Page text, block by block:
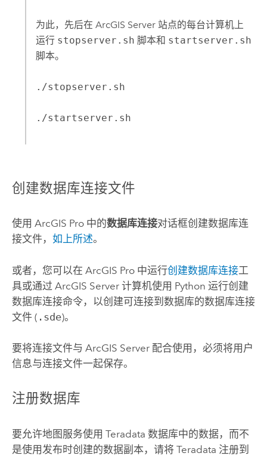
为此，先后在 ArcGIS Server站点的每台计算机上
运行 stopserver.sh 脚本和 startserver.sh
脚本。
./stopserver.sh
./startserver.sh
创建数据库连接文件
使用 ArcGIS Pro中的数据库连接对话框创建数据库连
接文件， 如上所述。
或者，您可以在 ArcGIS Pro中运行创建数据库连接工
具或通过 ArcGIS Server计算机使用 Python 运行创建
数据库连接命令，以创建可连接到数据库的数据库连接
文件 ( .sde)。
要将连接文件与 ArcGIS Server配合使用，必须将用户
信息与连接文件一起保存。
注册数据库
要允许地图服务使用 Teradata 数据库中的数据，而不
是使用发布时创建的数据副本，请将 Teradata 注册到